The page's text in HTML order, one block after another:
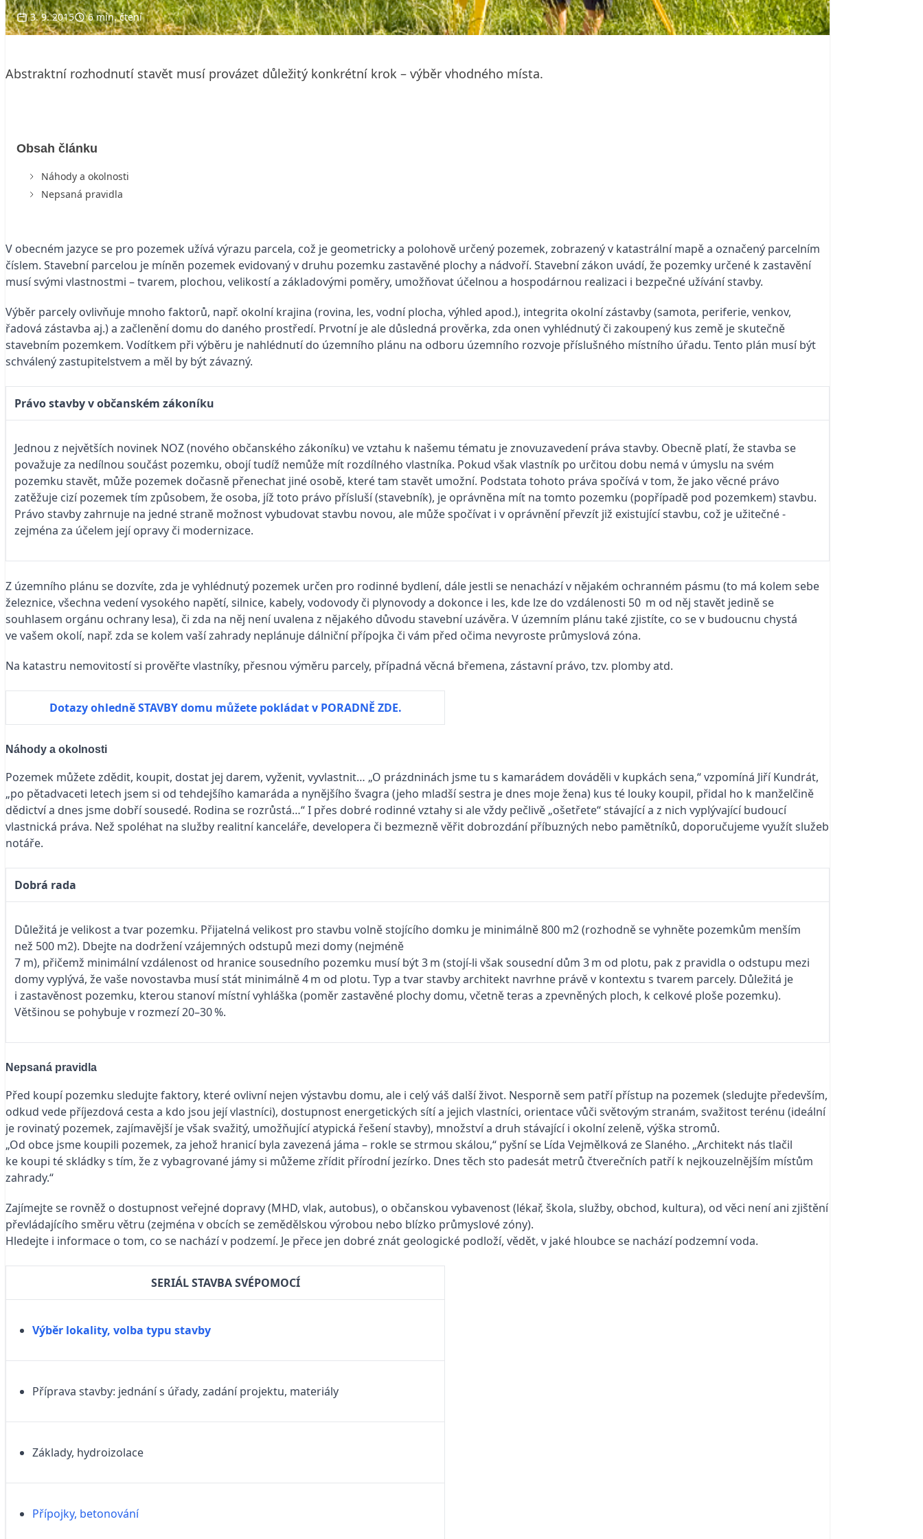
3. 9. 2015 6 min. čtení
Abstraktní rozhodnutí stavět musí provázet důležitý konkrétní krok – výběr vhodného místa.
Obsah článku
Náhody a okolnosti
Nepsaná pravidla
V obecném jazyce se pro pozemek užívá výrazu parcela, což je geometricky a polohově určený pozemek, zobrazený v katastrální mapě a označený parcelním
číslem. Stavební parcelou je míněn pozemek evidovaný v druhu pozemku zastavěné plochy a nádvoří. Stavební zákon uvádí, že pozemky určené k zastavění
musí svými vlastnostmi – tvarem, plochou, velikostí a základovými poměry, umožňovat účelnou a hospodárnou realizaci i bezpečné užívání stavby.
Výběr parcely ovlivňuje mnoho faktorů, např. okolní krajina (rovina, les, vodní plocha, výhled apod.), integrita okolní zástavby (samota, periferie, venkov,
řadová zástavba aj.) a začlenění domu do daného prostředí. Prvotní je ale důsledná prověrka, zda onen vyhlédnutý či zakoupený kus země je skutečně
stavebním pozemkem. Vodítkem při výběru je nahlédnutí do územního plánu na odboru územního rozvoje příslušného místního úřadu. Tento plán musí být
schválený zastupitelstvem a měl by být závazný.
Právo stavby v občanském zákoníku
Jednou z největších novinek NOZ (nového občanského zákoníku) ve vztahu k našemu tématu je znovuzavedení práva stavby. Obecně platí, že stavba se
považuje za nedílnou součást pozemku, obojí tudíž ­nemůže mít rozdílného vlastníka. Pokud však vlastník po určitou dobu nemá v úmyslu na svém
pozemku stavět, může pozemek dočasně přenechat jiné osobě, které tam stavět umožní. Podstata tohoto práva spočívá v tom, že jako věcné právo
zatěžuje cizí pozemek tím způsobem, že osoba, jíž toto právo přísluší (stavebník), je oprávněna mít na tomto pozemku (popřípadě pod pozemkem) stavbu.
Právo stavby ­zahrnuje na jedné straně možnost vybudovat stavbu novou, ale může spočívat i v oprávnění převzít již existující stavbu, což je užitečné ­
zejména za účelem její opravy či modernizace.
Z územního plánu se dozvíte, zda je vyhlédnutý pozemek určen pro rodinné bydlení, dále jestli se nenachází v nějakém ochranném pásmu (to má kolem sebe
železnice, všechna vedení vysokého napětí, silnice, kabely, vodovody či plynovody a dokonce i les, kde lze do vzdálenosti 50 m od něj stavět jedině se
souhlasem orgánu ochrany lesa), či zda na něj není uvalena z nějakého důvodu stavební uzávěra. V územním plánu také zjistíte, co se v budoucnu chystá
ve vašem okolí, např. zda se kolem vaší zahrady neplánuje dálniční přípojka či vám před očima nevyroste průmyslová zóna.
Na katastru nemovitostí si prověřte vlastníky, přesnou výměru parcely, případná věcná břemena, zástavní právo, tzv. plomby atd.
Dotazy ohledně STAVBY domu můžete pokládat v PORADNĚ ZDE.
Náhody a okolnosti
Pozemek můžete zdědit, koupit, dostat jej darem, vyženit, vyvlastnit… „O prázdninách jsme tu s kamarádem dováděli v kupkách sena,“ vzpomíná Jiří Kundrát,
„po pětadvaceti letech jsem si od tehdejšího kamaráda a nynějšího švagra (jeho mladší sestra je dnes moje žena) kus té louky koupil, přidal ho k manželčině
dědictví a dnes jsme dobří sousedé. Rodina se rozrůstá…“ I přes dobré rodinné vztahy si ale vždy pečlivě „ošetřete“ stávající a z nich vyplývající budoucí
vlastnická práva. Než spoléhat na služby realitní kanceláře, developera či bezmezně věřit dobrozdání příbuzných nebo pamětníků, doporučujeme využít služeb
notáře.
Dobrá rada
Důležitá je velikost a tvar pozemku. Přijatelná velikost pro stavbu volně stojícího domku je minimálně 800 m2 (rozhodně se vyhněte pozemkům menším
než 500 m2). Dbejte na dodržení vzájemných odstupů mezi domy (nejméně
7 m), přičemž minimální vzdálenost od hranice sousedního pozemku musí být 3 m (stojí-li však sousední dům 3 m od plotu, pak z pravidla o odstupu mezi
domy vyplývá, že vaše novostavba musí stát minimálně 4 m od plotu. Typ a tvar stavby architekt navrhne právě v kontextu s tvarem parcely. Důležitá je
i zastavěnost pozemku, kterou stanoví místní vyhláška (poměr zastavěné plochy domu, včetně teras a zpevněných ploch, k celkové ploše pozemku).
Většinou se pohybuje v rozmezí 20–30 %.
Nepsaná pravidla
Před koupí pozemku sledujte faktory, které ovlivní nejen výstavbu domu, ale i celý váš další život. Nesporně sem patří přístup na pozemek (sledujte především,
odkud vede příjezdová cesta a kdo jsou její vlastníci), dostupnost energetických sítí a jejich vlastníci, orientace vůči světovým stranám, svažitost terénu (ideální
je rovinatý pozemek, zajímavější je však svažitý, umožňující atypická řešení stavby), množství a druh stávající i okolní zeleně, výška stromů.
„Od obce jsme koupili pozemek, za jehož hranicí byla zavezená jáma – rokle se strmou skálou,“ pyšní se Lída Vejmělková ze Slaného. „Architekt nás tlačil
ke koupi té skládky s tím, že z vybagrované jámy si můžeme zřídit přírodní jezírko. Dnes těch sto padesát metrů čtverečních patří k nejkouzelnějším místům
zahrady.“
Zajímejte se rovněž o dostupnost veřejné dopravy (MHD, vlak, autobus), o občanskou vybavenost (lékař, škola, služby, obchod, kultura), od věci není ani zjištění
převládajícího směru větru (zejména v obcích se zemědělskou výrobou nebo blízko průmyslové zóny).
Hledejte i informace o tom, co se nachází v podzemí. Je přece jen dobré znát geologické podloží, vědět, v jaké hloubce se nachází podzemní voda.
SERIÁL STAVBA SVÉPOMOCÍ
Výběr lokality, volba typu stavby
Příprava stavby: jednání s úřady, zadání projektu, materiály
Základy, hydroizolace
Přípojky, betonování